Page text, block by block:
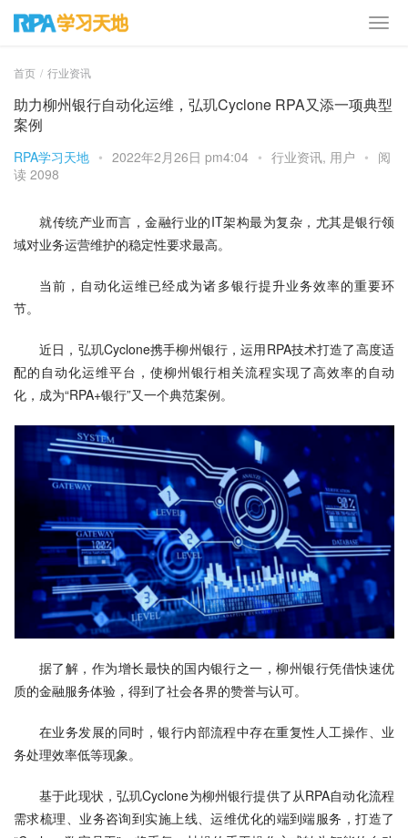
首页 行业资讯
助力柳州银行自动化运维，弘玑Cyclone RPA又添一项典型
案例
RPA学习天地 • 2022年2月26日 pm4:04 • 行业资讯, 用户 • 阅
读 2098
就传统产业而言，金融行业的IT架构最为复杂，尤其是银行领
域对业务运营维护的稳定性要求最高。
当前，自动化运维已经成为诸多银行提升业务效率的重要环
节。
近日，弘玑Cyclone携手柳州银行，运用RPA技术打造了高度适
配的自动化运维平台，使柳州银行相关流程实现了高效率的自动
化，成为“RPA+银行”又一个典范案例。
据了解，作为增长最快的国内银行之一，柳州银行凭借快速优
质的金融服务体验，得到了社会各界的赞誉与认可。
在业务发展的同时，银行内部流程中存在重复性人工操作、业
务处理效率低等现象。
基于此现状，弘玑Cyclone为柳州银行提供了从RPA自动化流程
需求梳理、业务咨询到实施上线、运维优化的端到端服务，打造了